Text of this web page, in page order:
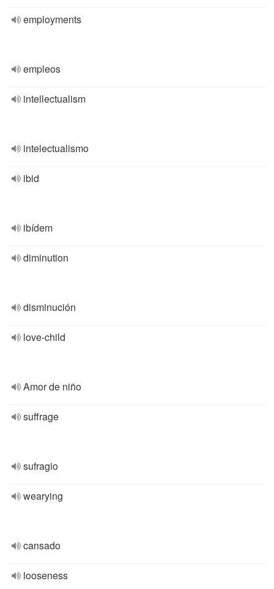
employments
empleos
intellectualism
intelectualismo
ibid
ibídem
diminution
disminución
love-child
Amor de niño
suffrage
sufragio
wearying
cansado
looseness